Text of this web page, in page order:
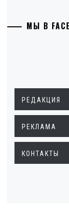
МЫ В
РЕДАКЦИЯ
РЕКЛАМА
КОНТАКТЫ